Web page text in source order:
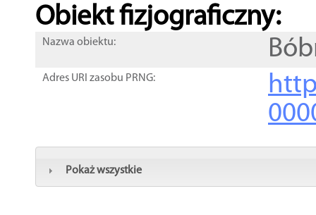
Obiekt fizjograficzny:
Nazwa obiektu:
Adres URI zasobu PRNG:
Pokaż wszystkie